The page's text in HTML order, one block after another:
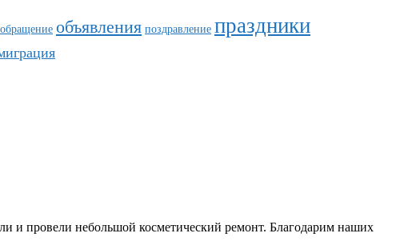
обращение объявления поздравление праздники
провели небольшой косметический ремонт. Благодарим наших